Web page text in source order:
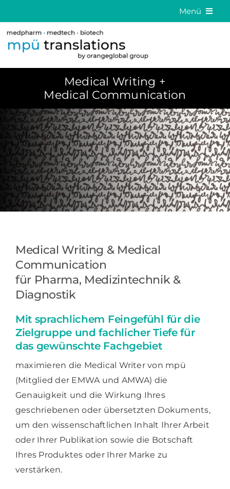
to
content
Menü
Medizinische Übersetzungen
DE
EN
Medical Writing +
Medical Communication
Medical Writing & Medical
Communication
für Pharma, Medizintechnik &
Diagnostik
Mit sprachlichem Feingefühl für die
Zielgruppe und fachlicher Tiefe für
das gewünschte Fachgebiet
maximieren die Medical Writer von mpü
(Mitglied der EMWA und AMWA) die
Genauigkeit und die Wirkung Ihres
geschriebenen oder übersetzten Dokuments,
um den wissenschaftlichen Inhalt Ihrer Arbeit
oder Ihrer Publikation sowie die Botschaft
Ihres Produktes oder Ihrer Marke zu
verstärken.